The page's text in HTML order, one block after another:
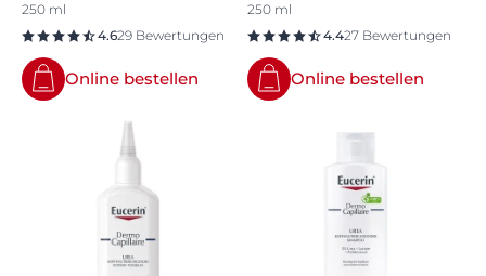
250 ml
4.629 Bewertungen
Online bestellen
250 ml
4.427 Bewertungen
Online bestellen